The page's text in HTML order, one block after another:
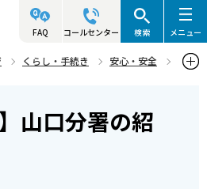
FAQ コールセンター 検索 メニュー
くらし・手続き
安心・安全
山口分署の紹